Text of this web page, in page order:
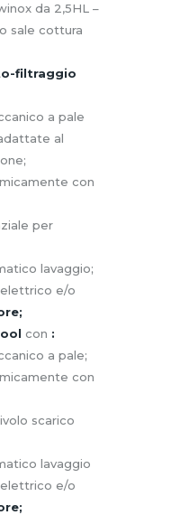
da 2,5HL –
sale cottura
filtraggio
a pale
al
con
per
lavaggio;
e/o
con :
a pale;
con
scarico
lavaggio
e/o